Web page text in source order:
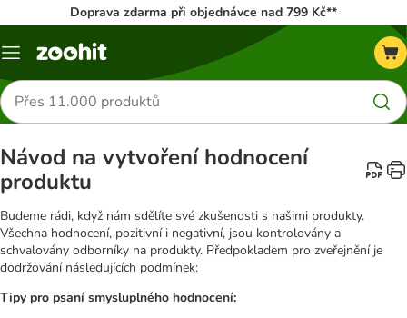
Doprava zdarma při objednávce nad 799 Kč**
Menu
Hledat
produkty
Návod na vytvoření hodnocení
produktu
Budeme rádi, když nám sdělíte své zkušenosti s našimi produkty.
Všechna hodnocení, pozitivní i negativní, jsou kontrolovány a
schvalovány odborníky na produkty. Předpokladem pro zveřejnění je
dodržování následujících podmínek:
Tipy pro psaní smysluplného hodnocení: